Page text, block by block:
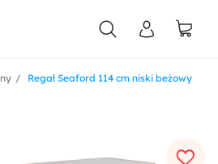
Regał Seaford 114 cm niski beżowy